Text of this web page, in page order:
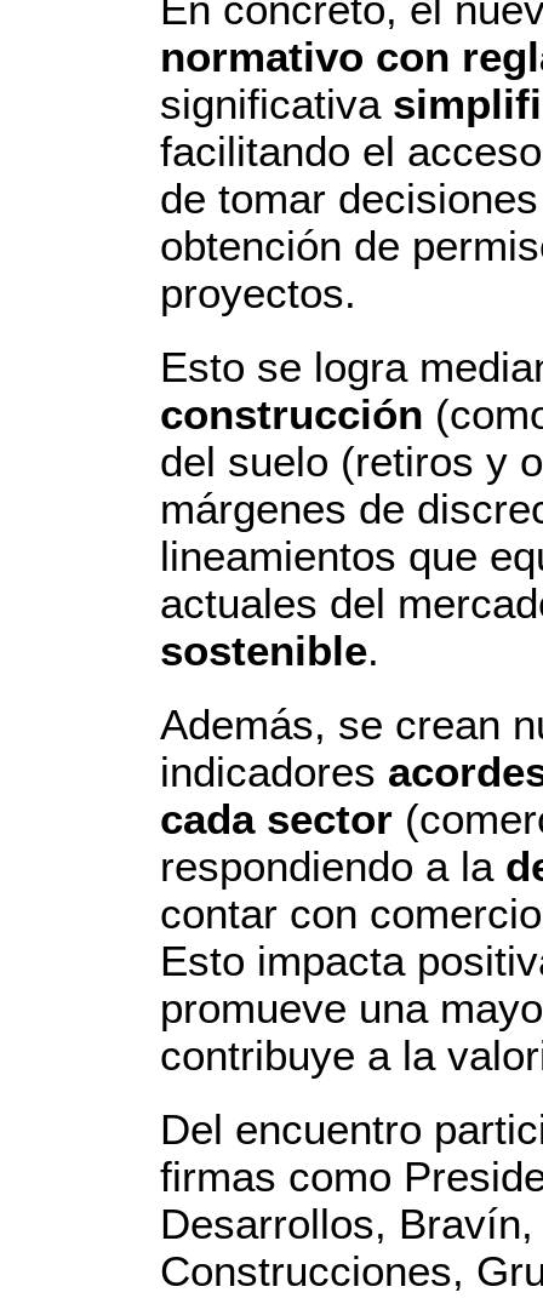
En concreto, el
normativo con
significativa
facilitando el
de tomar
obtención de
proyectos.
Esto se logra
construcción
del suelo (retiros y
márgenes de
lineamientos que
actuales del
sostenible.
Además, se crean
indicadores
cada sector
respondiendo a la
contar con
Esto impacta
promueve una
contribuye a la
Del encuentro
firmas como
Desarrollos,
Construcciones,